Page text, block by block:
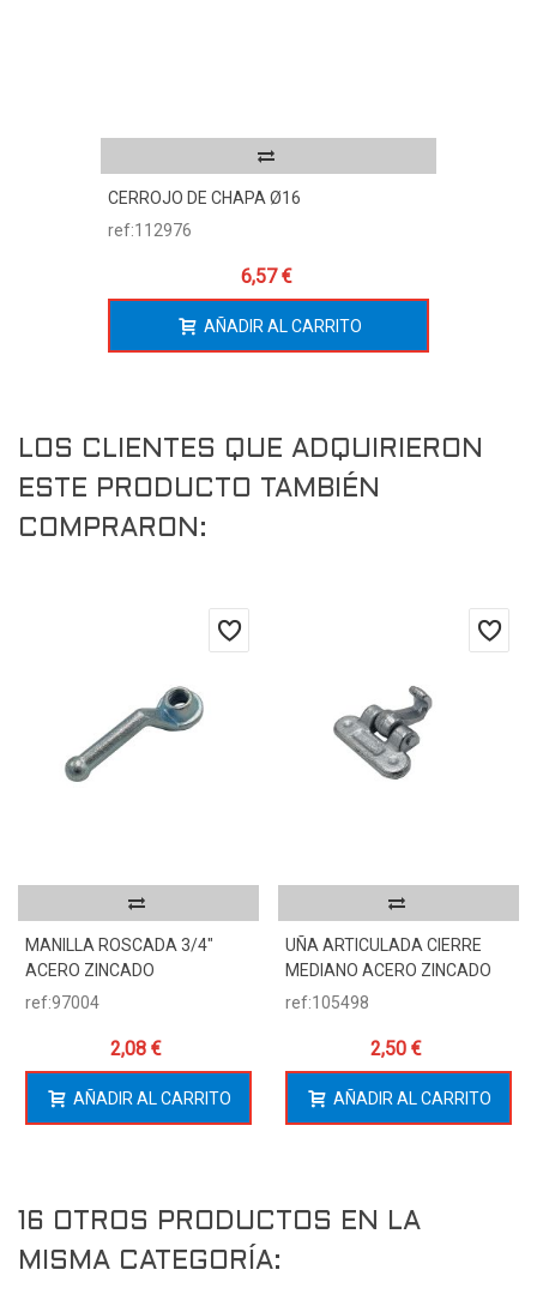
CERROJO DE CHAPA Ø16
ref:112976
6,57 €
AÑADIR AL CARRITO
LOS CLIENTES QUE ADQUIRIERON
ESTE PRODUCTO TAMBIÉN
COMPRARON:
MANILLA ROSCADA 3/4"
ACERO ZINCADO
ref:97004
2,08 €
AÑADIR AL CARRITO
UÑA ARTICULADA CIERRE
MEDIANO ACERO ZINCADO
ref:105498
2,50 €
AÑADIR AL CARRITO
16 OTROS PRODUCTOS EN LA
MISMA CATEGORÍA: